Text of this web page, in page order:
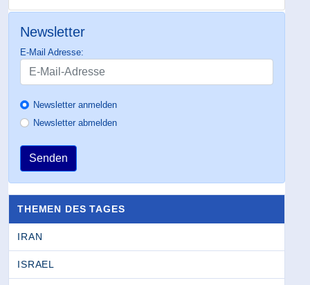
Newsletter
E-Mail Adresse:
Newsletter anmelden
Newsletter abmelden
Senden
THEMEN DES TAGES
IRAN
ISRAEL